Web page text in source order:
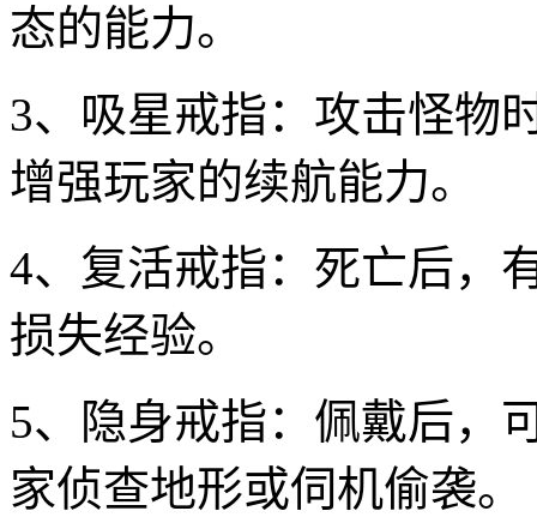
态的能力。
3、吸星戒指：攻击怪物
增强玩家的续航能力。
4、复活戒指：死亡后，
损失经验。
5、隐身戒指：佩戴后，
家侦查地形或伺机偷袭。